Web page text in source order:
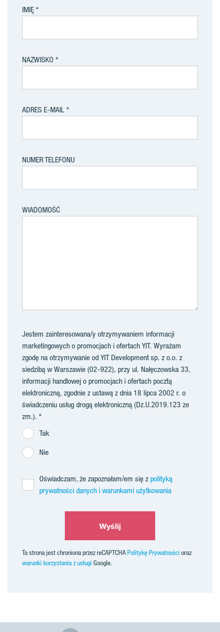
IMIĘ
NAZWISKO
ADRES E-MAIL
NUMER TELEFONU
WIADOMOŚĆ
Jestem zainteresowana/y otrzymywaniem informacji
marketingowych o promocjach i ofertach YIT. Wyrażam
zgodę na otrzymywanie od YIT Development sp. z o.o. z
siedzibą w Warszawie (02-922), przy ul. Nałęczowska 33,
informacji handlowej o promocjach i ofertach pocztą
elektroniczną, zgodnie z ustawą z dnia 18 lipca 2002 r. o
świadczeniu usług drogą elektroniczną (Dz.U.2019.123 ze
zm.).
Tak
Nie
Oświadczam, że zapoznałam/em się z polityką
prywatności danych i warunkami użytkowania
Wyślij
Ta strona jest chroniona przez reCAPTCHAPolitykę Prywatności oraz
warunki korzystania z usługi Google.